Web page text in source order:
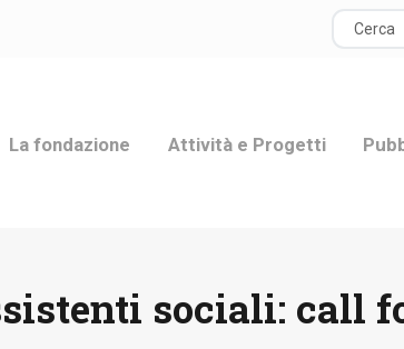
La fondazione Attività e Progetti
sociali: call
E